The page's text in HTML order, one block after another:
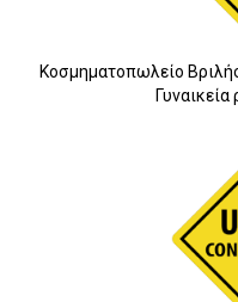
Κοσμηματοπωλείο